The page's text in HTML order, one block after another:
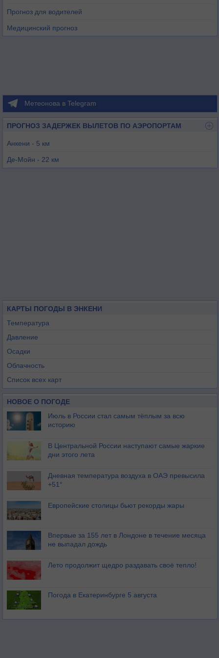
Прогноз для водителей
Медицинский прогноз
Метеонова в Telegram
ПРОГНОЗ ЗАДЕРЖЕК ВЫЛЕТОВ ПО АЭРОПОРТАМ
Анкени - 5 км
Де-Мойн - 22 км
КАРТЫ ПОГОДЫ В ЭНКЕНИ
Температура
Давление
Осадки
Облачность
Список всех карт
НОВОЕ О ПОГОДЕ
Июль в России стал самым тёплым за всю
историю
В Центральной России наступают самые жаркие
дни этого лета
Дневная температура воздуха в ОАЭ превысила
+51°
Европейские столицы бьют рекорды жары
Впервые за 155 лет в Лондоне в течение месяца
не выпадал дождь
Лето продолжит щедро раздавать своё тепло!
Погода в Екатеринбурге 5 августа